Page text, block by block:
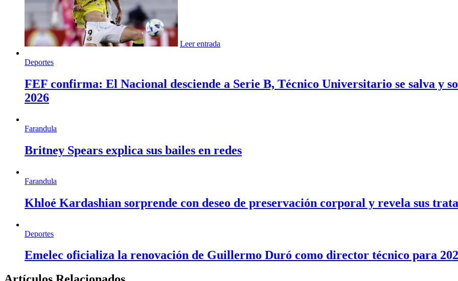
Leer entrada
Deportes
FEF confirma: El Nacional desciende a Serie B, Técnico Universitario se salva y
2026
Farandula
Britney Spears explica sus bailes en redes
Farandula
Khloé Kardashian sorprende con deseo de preservación corporal y revela sus
Deportes
Emelec oficializa la renovación de Guillermo Duró como director técnico para